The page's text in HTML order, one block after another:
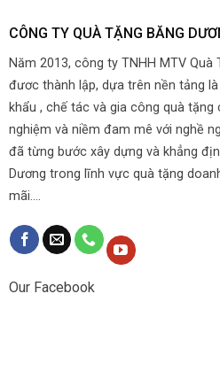
CÔNG TY QUÀ TẶNG BĂNG
Năm 2013, công ty TNHH MTV
đươc thành lập, dựa trên nền tảng
khẩu , chế tác và gia công quà tặng
nghiệm và niềm đam mê với nghề
đã từng bước xây dựng và khẳng
Dương trong lĩnh vực quà tặng
mãi....
Our Facebook